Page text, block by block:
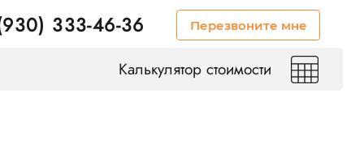
333-46-36 Перезвоните мне
Калькулятор стоимости